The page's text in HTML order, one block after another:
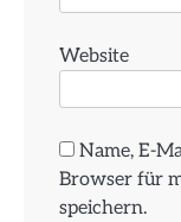
Website
Name, E-
Browser für
speichern.